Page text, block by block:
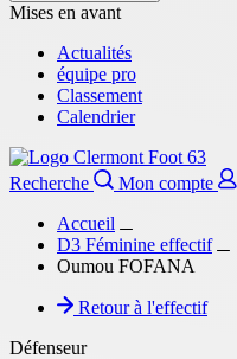
Mises en avant
Actualités
équipe pro
Classement
Calendrier
Recherche
Mon compte
Accueil
D3 Féminine effectif
Oumou FOFANA
Retour à l'effectif
Défenseur